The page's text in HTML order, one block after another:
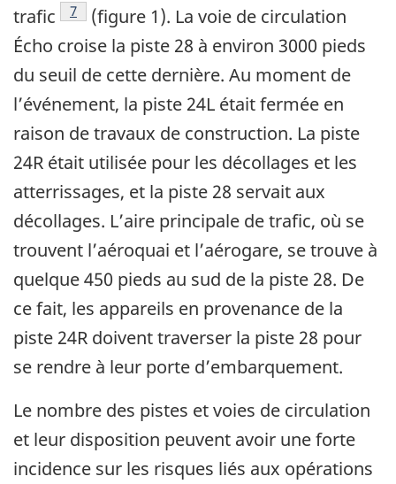
trafic
Note de bas de page
7
(figure 1). La voie de circulation
Écho croise la piste 28 à environ 3000 pieds
du seuil de cette dernière. Au moment de
l’événement, la piste 24L était fermée en
raison de travaux de construction. La piste
24R était utilisée pour les décollages et les
atterrissages, et la piste 28 servait aux
décollages. L’aire principale de trafic, où se
trouvent l’aéroquai et l’aérogare, se trouve à
quelque 450 pieds au sud de la piste 28. De
ce fait, les appareils en provenance de la
piste 24R doivent traverser la piste 28 pour
se rendre à leur porte d’embarquement.
Le nombre des pistes et voies de circulation
et leur disposition peuvent avoir une forte
incidence sur les risques liés aux opérations